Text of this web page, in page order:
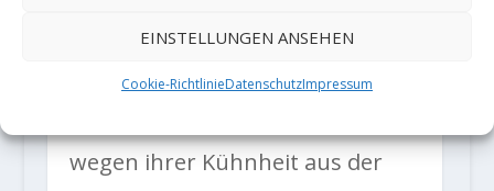
EINSTELLUNGEN ANSEHEN
Cookie-RichtlinieDatenschutzImpressum
Als junger Kletterer strapazierte
er sie bei Free-Solo-Touren, die
wegen ihrer Kühnheit aus der